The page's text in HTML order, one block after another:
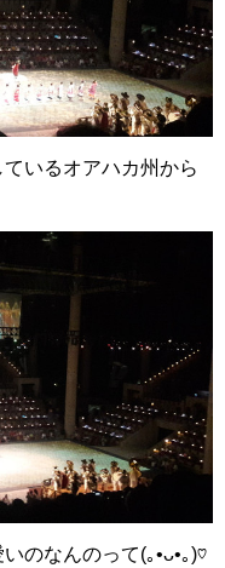
いるオアハカ州から
のなんのって(｡•ᴗ•｡)♡